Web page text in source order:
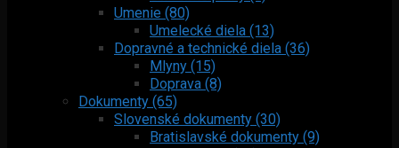
Umenie (80)
Umelecké diela (13)
Dopravné a technické diela (36)
Mlyny (15)
Doprava (8)
Dokumenty (65)
Slovenské dokumenty (30)
Bratislavské dokumenty (9)